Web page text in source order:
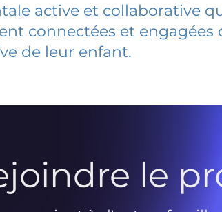
active et collaborative
connectées et engagées
de leur enfant.
le